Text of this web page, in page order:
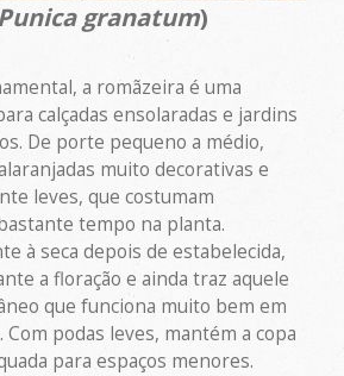
Punica granatum)
a romãzeira é uma
calçadas ensolaradas e jardins
De porte pequeno a médio,
muito decorativas e
leves, que costumam
tempo na planta.
à seca depois de estabelecida,
a floração e ainda traz aquele
que funciona muito bem em
podas leves, mantém a copa
para espaços menores.